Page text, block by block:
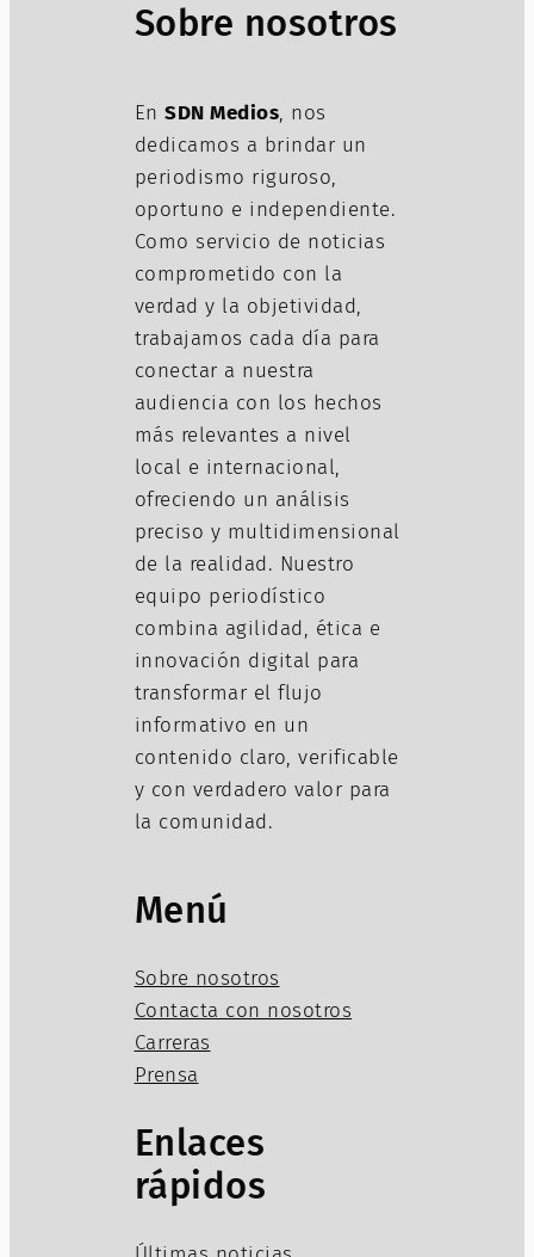
Sobre nosotros
En SDN Medios, nos
dedicamos a brindar un
periodismo riguroso,
oportuno e independiente.
Como servicio de noticias
comprometido con la
verdad y la objetividad,
trabajamos cada día para
conectar a nuestra
audiencia con los hechos
más relevantes a nivel
local e internacional,
ofreciendo un análisis
preciso y multidimensional
de la realidad. Nuestro
equipo periodístico
combina agilidad, ética e
innovación digital para
transformar el flujo
informativo en un
contenido claro, verificable
y con verdadero valor para
la comunidad.
Menú
Sobre nosotros
Contacta con nosotros
Carreras
Prensa
Enlaces
rápidos